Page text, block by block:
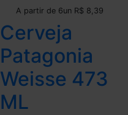
A partir de 6un R$ 8,39
Cerveja
Patagonia
Weisse 473
ML